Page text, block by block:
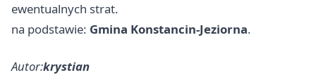
ewentualnych strat.
na podstawie: Gmina Konstancin-Jeziorna.
Autor:krystian